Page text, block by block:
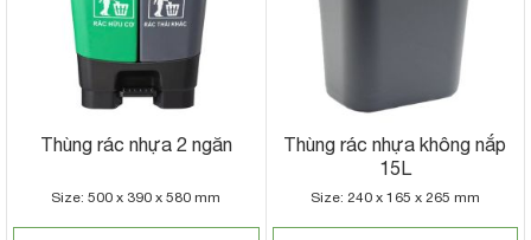
Thùng rác nhựa 2 ngăn
Size: 500 x 390 x 580 mm
Thùng rác nhựa không nắp
15L
Size: 240 x 165 x 265 mm